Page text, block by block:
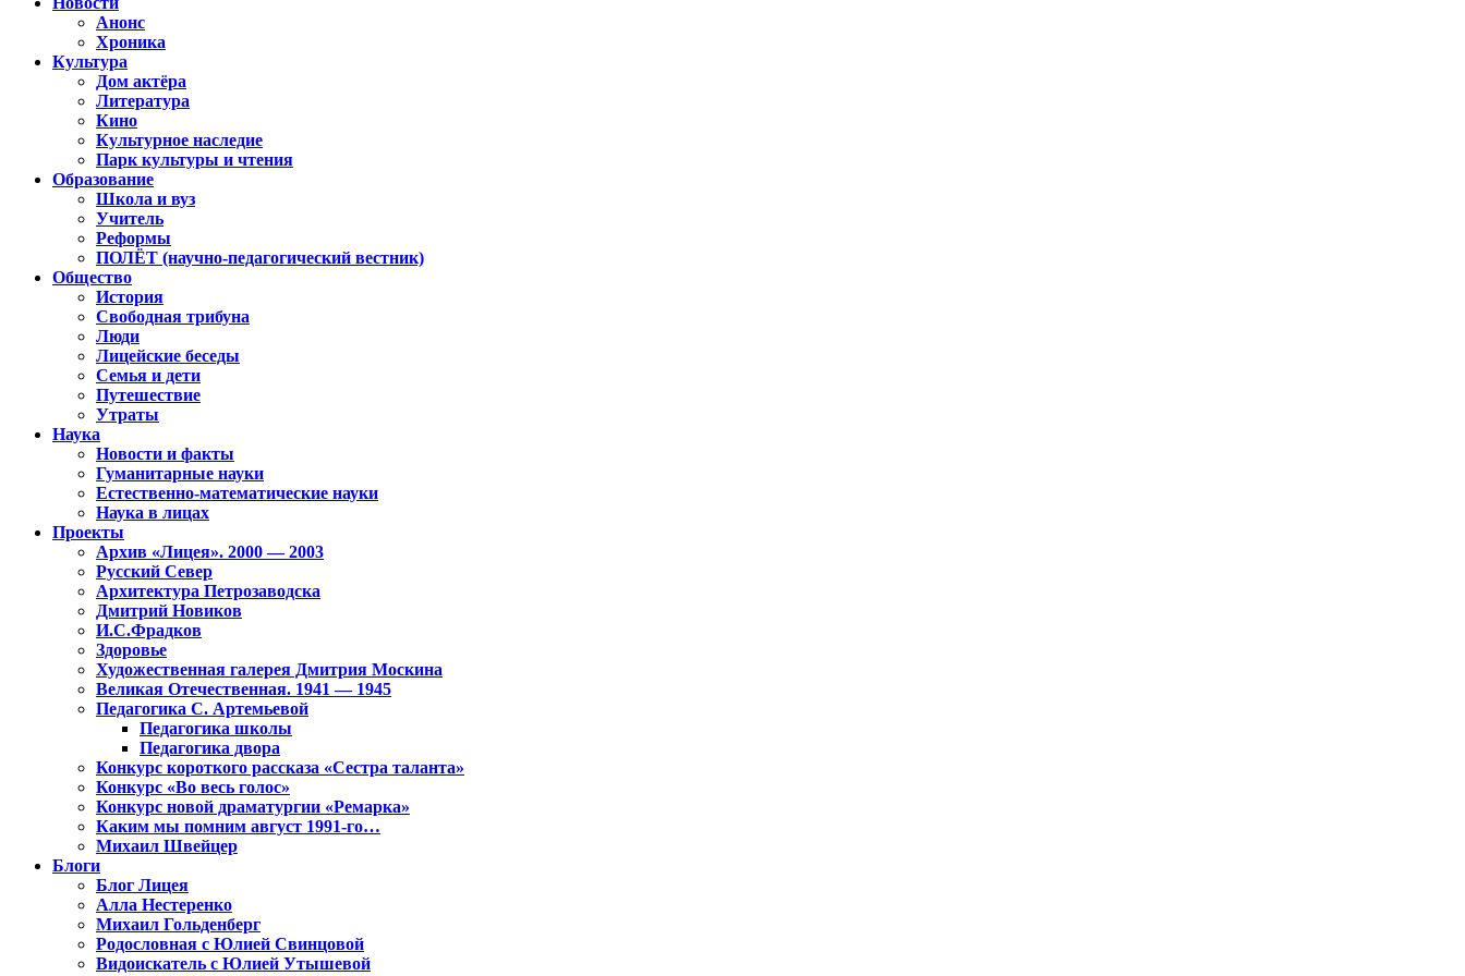
Анонс
Хроника
Культура
Дом актёра
Литература
Кино
Культурное наследие
Парк культуры и чтения
Образование
Школа и вуз
Учитель
Реформы
ПОЛЁТ (научно-педагогический вестник)
Общество
История
Свободная трибуна
Люди
Лицейские беседы
Семья и дети
Путешествие
Утраты
Наука
Новости и факты
Гуманитарные науки
Естественно-математические науки
Наука в лицах
Проекты
Архив «Лицея». 2000 — 2003
Русский Север
Архитектура Петрозаводска
Дмитрий Новиков
И.С.Фрадков
Здоровье
Художественная галерея Дмитрия Москина
Великая Отечественная. 1941 — 1945
Педагогика С. Артемьевой
Педагогика школы
Педагогика двора
Конкурс короткого рассказа «Сестра таланта»
Конкурс «Во весь голос»
Конкурс новой драматургии «Ремарка»
Каким мы помним август 1991-го…
Михаил Швейцер
Блоги
Блог Лицея
Алла Нестеренко
Михаил Гольденберг
Родословная с Юлией Свинцовой
Видоискатель с Юлией Утышевой